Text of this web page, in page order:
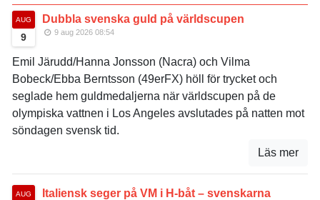
AUG
9
Dubbla svenska guld på världscupen
9 aug 2026 08:54
Emil Järudd/Hanna Jonsson (Nacra) och Vilma
Bobeck/Ebba Berntsson (49erFX) höll för trycket och
seglade hem guldmedaljerna när världscupen på de
olympiska vattnen i Los Angeles avslutades på natten mot
söndagen svensk tid.
Läs mer
AUG
Italiensk seger på VM i H-båt – svenskarna